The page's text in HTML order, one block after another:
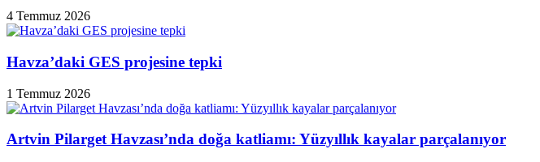
4 Temmuz 2026
Havza’daki GES projesine tepki
1 Temmuz 2026
Artvin Pilarget Havzası’nda doğa katliamı: Yüzyıllık kayalar parçalanıyor